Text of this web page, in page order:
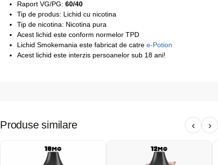
Raport VG/PG: 60/40
Tip de produs: Lichid cu nicotina
Tip de nicotina: Nicotina pura
Acest lichid este conform normelor TPD
Lichid Smokemania este fabricat de catre e-Potion
Acest lichid este interzis persoanelor sub 18 ani!
Produse similare ‹ ›